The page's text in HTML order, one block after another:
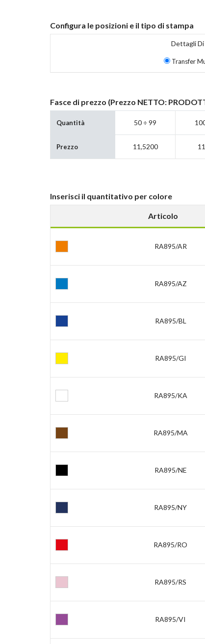
Configura le posizioni e il tipo di stampa
Dettagli Di
Transfer
Fasce di prezzo (Prezzo NETTO:
Quantità 50 ÷ 99
Prezzo 11,5200
Inserisci il quantitativo per colore
Articolo
RA895/AR
RA895/AZ
RA895/BL
RA895/GI
RA895/KA
RA895/MA
RA895/NE
RA895/NY
RA895/RO
RA895/RS
RA895/VI